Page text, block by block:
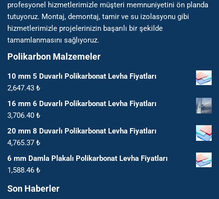
profesyonel hizmetlerimizle müşteri memnuniyetini ön planda
tutuyoruz. Montaj, demontaj, tamir ve su izolasyonu gibi
hizmetlerimizle projelerinizin başarılı bir şekilde
tamamlanmasını sağlıyoruz.
Polikarbon Malzemeler
10 mm 5 Duvarlı Polikarbonat Levha Fiyatları
2,647.43 ₺
16 mm 6 Duvarlı Polikarbonat Levha Fiyatları
3,706.40 ₺
20 mm 8 Duvarlı Polikarbonat Levha Fiyatları
4,765.37 ₺
6 mm Damla Plakalı Polikarbonat Levha Fiyatları
1,588.46 ₺
Son Haberler